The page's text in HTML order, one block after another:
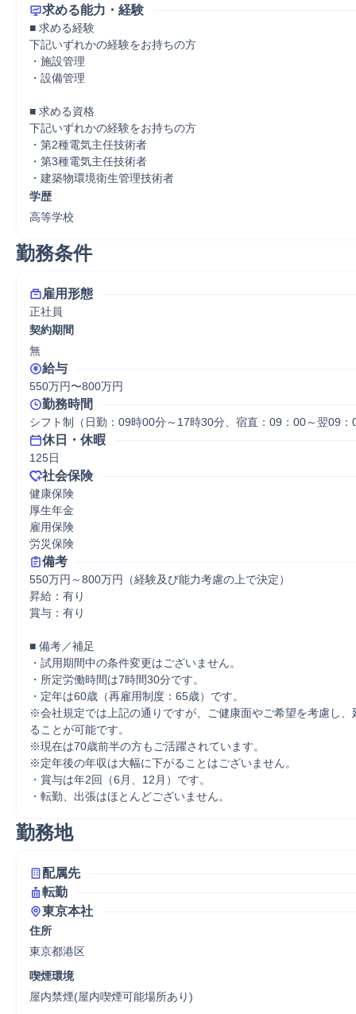
求める能力・経験
■ 求める経験
下記いずれかの経験をお持ちの方
・施設管理
・設備管理
■ 求める資格
下記いずれかの経験をお持ちの方
・第2種電気主任技術者
・第3種電気主任技術者
・建築物環境衛生管理技術者
学歴
高等学校
勤務条件
雇用形態
正社員
契約期間
無
給与
550万円〜800万円
勤務時間
シフト制（日勤：09時00分～17時30分、宿直：09：00～翌09：
休日・休暇
125日
社会保険
健康保険
厚生年金
雇用保険
労災保険
備考
550万円～800万円（経験及び能力考慮の上で決定）
昇給：有り
賞与：有り
■ 備考／補足
・試用期間中の条件変更はございません。
・所定労働時間は7時間30分です。
・定年は60歳（再雇用制度：65歳）です。
※会社規定では上記の通りですが、ご健康面やご希望を考慮し、
ることが可能です。
※現在は70歳前半の方もご活躍されています。
※定年後の年収は大幅に下がることはございません。
・賞与は年2回（6月、12月）です。
・転勤、出張はほとんどございません。
勤務地
配属先
転勤
東京本社
住所
東京都港区
喫煙環境
屋内禁煙(屋内喫煙可能場所あり)